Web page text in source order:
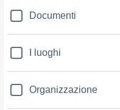
Documenti
I luoghi
Organizzazione